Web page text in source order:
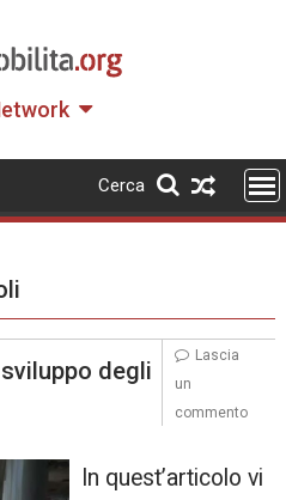
Cerca
degli
In quest’articolo vi
Lascia
un
commento